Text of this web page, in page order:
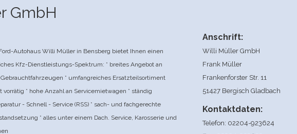
GmbH
Autohaus Willi Müller in Bensberg bietet Ihnen einen
Kfz-Dienstleistungs-Spektrum: * breites Angebot an
* umfangreiches Ersatzteilsortiment
vorrätig * hohe Anzahl an Servicemietwagen * ständig
- Schnell - Service (RSS) * sach- und fachgerechte
* alles unter einem Dach. Service, Karosserie und
Anschrift:
Willi Müller GmbH
Frank Müller
Frankenforster Str. 11
51427 Bergisch Gladbach
Kontaktdaten:
Telefon: 02204-923624